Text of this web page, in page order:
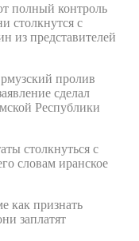
полный контроль
столкнутся с
из представителей
пролив
сделал
Республики
столкнуться с
словам иранское
как признать
заплатят